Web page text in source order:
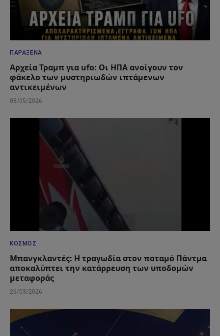
ΠΑΡΆΞΕΝΑ
Αρχεία Τραμπ για ufo: Οι ΗΠΑ ανοίγουν τον
φάκελο των μυστηριωδών ιπτάμενων
αντικειμένων
08/05/2026
ΚΌΣΜΟΣ
Μπανγκλαντές: Η τραγωδία στον ποταμό Πάντμα
αποκαλύπτει την κατάρρευση των υποδομών
μεταφοράς
26/03/2026